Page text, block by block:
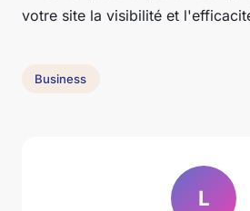
votre site la visibilité et
Business
L